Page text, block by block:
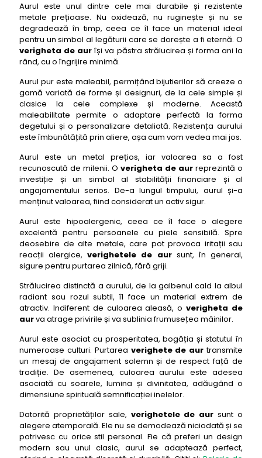
swarovski sparkling dreams
31- verighete de aur: Verigheta cu design împletit
woven destiny
32- verighete de aur: Verigheta cu finisaj sablat
fine grain
33- verighete de aur: Verigheta cu design
geometric hexagonal hexagram love
34- verighete de aur: Verigheta cu canal central
contrast channel
35- verighete de aur: Verigheta cu gravură laser
36- verighete de aur: Verigheta cu șir de safire
blue ocean dreams
37- verighete de aur: Verigheta cu finisaj cu
granulație frosted finish
38- verighete de aur: Verigheta cu design spiralat
infinite twist
39- verighete de aur: Verigheta cu tăieturi
fațetate geometric facets
rodiu negru dark allure
41- verighete de aur: Verigheta cu design
asimetric abstract art
42- verighete de aur: Verigheta cu inserție de
lemn exotic natural soul
43- verighete de aur: Verigheta cu model de viță
de vie grapevine romance
44- verighete de aur: Verigheta cu finisaj sablat
parțial duo texture
45- verighete de aur: Verigheta cu design
ergonomic contour fit
46- verighete de aur: Verigheta cu inserție de
Aurul este unul dintre cele mai durabile și rezistente
metale prețioase. Nu oxidează, nu ruginește și nu se
degradează în timp, ceea ce îl face un material ideal
pentru un simbol al legăturii care se dorește a fi eternă. O
verigheta de aur își va păstra strălucirea și forma ani la
rând, cu o îngrijire minimă.
Aurul pur este maleabil, permițând bijutierilor să creeze o
gamă variată de forme și designuri, de la cele simple și
clasice la cele complexe și moderne. Această
maleabilitate permite o adaptare perfectă la forma
degetului și o personalizare detaliată. Rezistența aurului
este îmbunătățită prin aliere, așa cum vom vedea mai jos.
Aurul este un metal prețios, iar valoarea sa a fost
recunoscută de milenii. O verigheta de aur reprezintă o
investiție și un simbol al stabilității financiare și al
angajamentului serios. De-a lungul timpului, aurul și-a
menținut valoarea, fiind considerat un activ sigur.
Aurul este hipoalergenic, ceea ce îl face o alegere
excelentă pentru persoanele cu piele sensibilă. Spre
deosebire de alte metale, care pot provoca iritații sau
reacții alergice,verighetele de aursunt, în general,
sigure pentru purtarea zilnică, fără griji.
Strălucirea distinctă a aurului, de la galbenul cald la albul
radiant sau rozul subtil, îl face un material extrem de
atractiv. Indiferent de culoarea aleasă, overigheta de
aurva atrage privirile și va sublinia frumusețea mâinilor.
Aurul este asociat cu prosperitatea, bogăția și statutul în
numeroase culturi. Purtarea verighete de aur transmite
un mesaj de angajament solemn și de respect față de
tradiție. De asemenea, culoarea aurului este adesea
asociată cu soarele, lumina și divinitatea, adăugând o
dimensiune spirituală semnificației inelelor.
Datorită proprietăților sale, verighetele de aur sunt o
alegere atemporală. Ele nu se demodează niciodată și se
potrivesc cu orice stil personal. Fie că preferi un design
modern sau unul clasic, aurul se adaptează perfect,